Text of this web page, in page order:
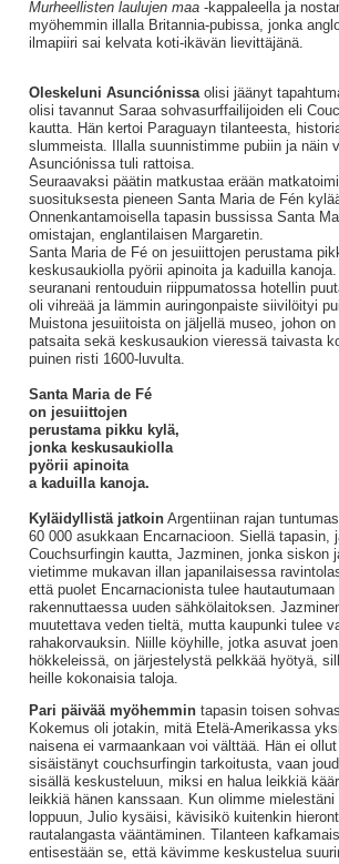
Murheellisten laulujen maa-kappaleella ja
myöhemmin illalla Britannia-pubissa, jonka
ilmapiiri sai kelvata koti-ikävän lievittäjänä.
Oleskeluni Asunciónissaolisi jäänyt
olisi tavannut Saraa sohvasurffailijoiden eli
kautta. Hän kertoi Paraguayn tilanteesta,
slummeista. Illalla suunnistimme pubiin ja näin
Asunciónissa tuli rattoisa.
Seuraavaksi päätin matkustaa erään
suosituksesta pieneen Santa Maria de Fén
Onnenkantamoisella tapasin bussissa Santa
omistajan, englantilaisen Margaretin.
Santa Maria de Fé on jesuiittojen perustama
keskusaukiolla pyörii apinoita ja kaduilla
seuranani rentouduin riippumatossa hotellin
oli vihreää ja lämmin auringonpaiste siivilöityi
Muistona jesuiitoista on jäljellä museo, johon
patsaita sekä keskusaukion vieressä taivasta
puinen risti 1600-luvulta.
Santa Maria de Fé
on jesuiittojen
perustama pikku kylä,
jonka keskusaukiolla
pyörii apinoita
a kaduilla kanoja.
Kyläidyllistä jatkoinArgentiinan rajan
60 000 asukkaan Encarnacioon. Siellä tapasin,
Couchsurfingin kautta, Jazminen, jonka siskon
vietimme mukavan illan japanilaisessa
että puolet Encarnacionista tulee
rakennuttaessa uuden sähkölaitoksen.
muutettava veden tieltä, mutta kaupunki tulee
rahakorvauksin. Niille köyhille, jotka asuvat
hökkeleissä, on järjestelystä pelkkää hyötyä,
heille kokonaisia taloja.
Pari päivää myöhemmintapasin toisen
Kokemus oli jotakin, mitä Etelä-Amerikassa
naisena ei varmaankaan voi välttää. Hän ei
sisäistänyt couchsurfingin tarkoitusta, vaan
sisällä keskusteluun, miksi en halua leikkiä
leikkiä hänen kanssaan. Kun olimme mielestäni
loppuun, Julio kysäisi, kävisikö kuitenkin
rautalangasta vääntäminen. Tilanteen
entisestään se, että kävimme keskustelua